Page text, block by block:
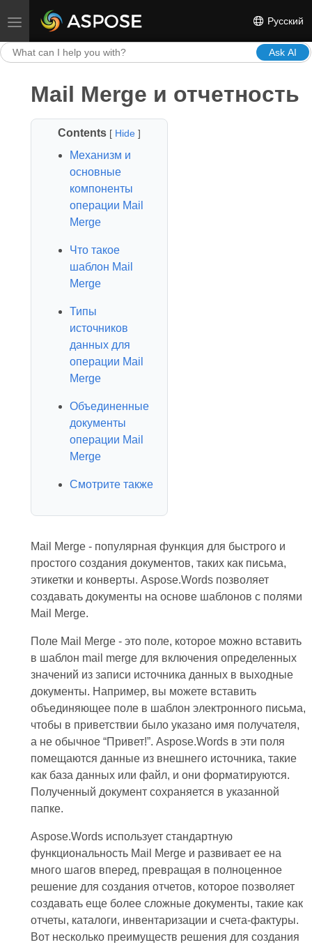
Toggle navigation Русский
Ask AI
Mail Merge и отчетность
Contents [ Hide]
Механизм и
основные
компоненты
операции Mail
Merge
Что такое
шаблон Mail
Merge
Типы
источников
данных для
операции Mail
Merge
Объединенные
документы
операции Mail
Merge
Смотрите также
Mail Merge - популярная функция для быстрого и
простого создания документов, таких как письма,
этикетки и конверты. Aspose.Words позволяет
создавать документы на основе шаблонов с полями
Mail Merge.
Поле Mail Merge - это поле, которое можно вставить
в шаблон mail merge для включения определенных
значений из записи источника данных в выходные
документы. Например, вы можете вставить
объединяющее поле в шаблон электронного письма,
чтобы в приветствии было указано имя получателя,
а не обычное “Привет!”. Aspose.Words в эти поля
помещаются данные из внешнего источника, такие
как база данных или файл, и они форматируются.
Полученный документ сохраняется в указанной
папке.
Aspose.Words использует стандартную
функциональность Mail Merge и развивает ее на
много шагов вперед, превращая в полноценное
решение для создания отчетов, которое позволяет
создавать еще более сложные документы, такие как
отчеты, каталоги, инвентаризации и счета-фактуры.
Вот несколько преимуществ решения для создания